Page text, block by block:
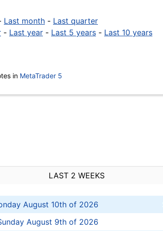
Last month - Last quarter
- Last year - Last 5 years - Last 10 years
in MetaTrader 5
LAST 2 WEEKS
August 10th of 2026
August 9th of 2026